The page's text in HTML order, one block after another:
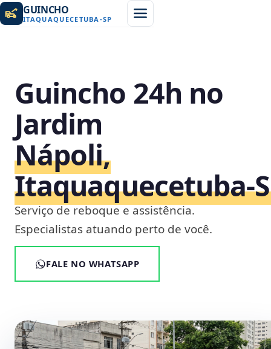
GUINCHO
ITAQUAQUECETUBA -SP
Guincho 24h no
Jardim
Nápoli,
Serviço de reboque e assistência.
Especialistas atuando perto de você.
FALE NO WHATSAPP